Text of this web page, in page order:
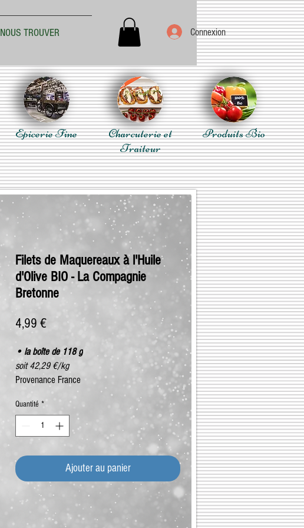
NOUS TROUVER Connexion
Epicerie Fine
Charcuterie et
Traiteur
Produits Bio
Filets de Maquereaux à l'Huile
d'Olive BIO - La Compagnie
Bretonne
4,99 €Prix
• la boîte de 118 g
soit 42,29 €/kg
Provenance France
Quantité *
Ajouter au panier